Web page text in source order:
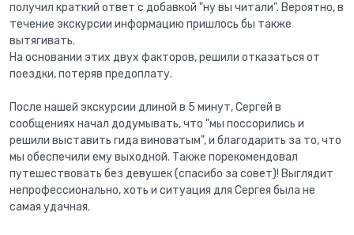
получил краткий ответ с добавкой "ну вы читали". Вероятно, в
течение экскурсии информацию пришлось бы также
вытягивать.
На основании этих двух факторов, решили отказаться от
поездки, потеряв предоплату.
После нашей экскурсии длиной в 5 минут, Сергей в
сообщениях начал додумывать, что "мы поссорились и
решили выставить гида виноватым", и благодарить за то, что
мы обеспечили ему выходной. Также порекомендовал
путешествовать без девушек (спасибо за совет)! Выглядит
непрофессионально, хоть и ситуация для Сергея была не
самая удачная.